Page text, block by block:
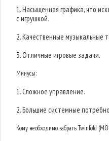
1. Насыщенная графика, что
с игрушкой.
2. Качественные музыкальные
3. Отличные игровые задачи.
Минусы:
1. Сложное управление.
2. Большие системные
Кому необходимо забрать Twinfold